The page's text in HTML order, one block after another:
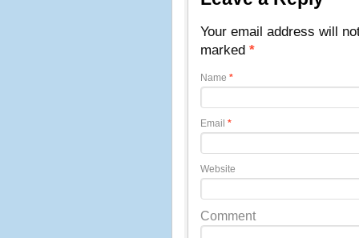
Your email address will
marked*
Name*
Email*
Website
Comment